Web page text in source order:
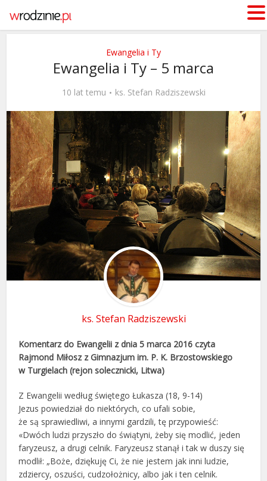
Ewangelia i Ty
Ewangelia i Ty – 5 marca
10 lat temu ks. Stefan Radziszewski
ks. Stefan Radziszewski
Komentarz do Ewangelii z dnia 5 marca 2016 czyta
Rajmond Miłosz z Gimnazjum im. P. K. Brzostowskiego
w Turgielach (rejon solecznicki, Litwa)
Z Ewangelii według świętego Łukasza (18, 9-14)
Jezus powiedział do niektórych, co ufali sobie,
że są sprawiedliwi, a innymi gardzili, tę przypowieść:
«Dwóch ludzi przyszło do świątyni, żeby się modlić, jeden
faryzeusz, a drugi celnik. Faryzeusz stanął i tak w duszy się
modlił: „Boże, dziękuję Ci, że nie jestem jak inni ludzie,
zdziercy, oszuści, cudzołożnicy, albo jak i ten celnik.